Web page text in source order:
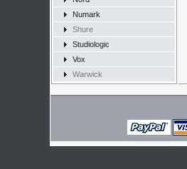
Numark
Shure
Studiologic
Vox
Warwick